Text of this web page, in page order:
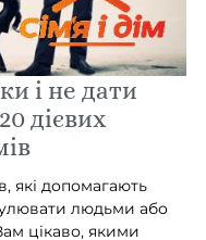
і не дати
дієвих
які допомагають
людьми або
цікаво, якими